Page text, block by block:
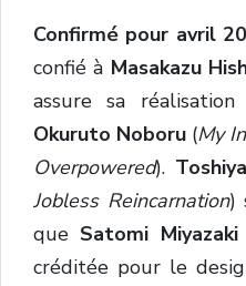
Confirmé pour avril
confié à Masakazu
assure sa
Okuruto Noboru (My
Overpowered).
Jobless Reincarnation)
que Satomi Miyazaki
créditée pour le